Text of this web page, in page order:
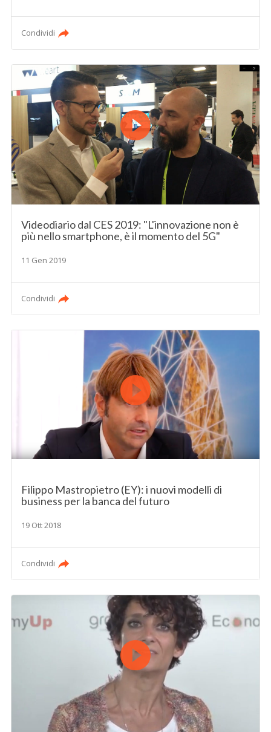
Condividi
Videodiario dal CES 2019: "L'innovazione non è
più nello smartphone, è il momento del 5G"
11 Gen 2019
Condividi
Filippo Mastropietro (EY): i nuovi modelli di
business per la banca del futuro
19 Ott 2018
Condividi